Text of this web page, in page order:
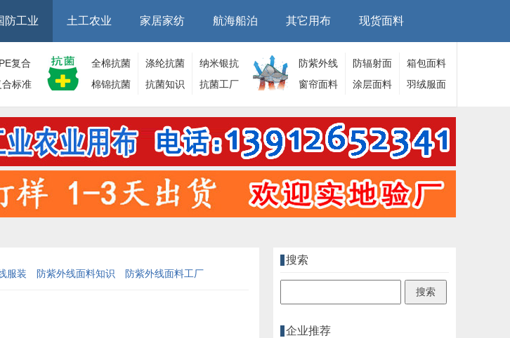
防工业 土工农业 家居家纺 航海船泊 其它用布 现货面料
复合
合标准
全棉抗菌
涤纶抗菌
面料
纳米银抗
菌面料
棉锦抗菌
面料
抗菌知识 抗菌工厂
防紫外线
面料
防辐射面
料
箱包面料
窗帘面料
涂层面料
羽绒服面
料
服装 防紫外线面料知识 防紫外线面料工厂
搜索
企业推荐